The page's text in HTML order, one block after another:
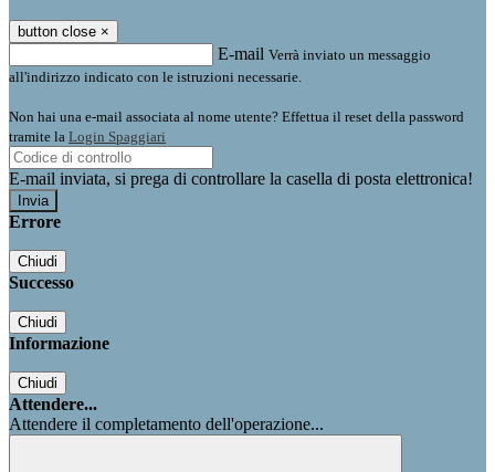
button close ×
E-mail Verrà inviato un messaggio
all'indirizzo indicato con le istruzioni necessarie.
Non hai una e-mail associata al nome utente? Effettua il reset della password
tramite la Login Spaggiari
E-mail inviata, si prega di controllare la casella di posta elettronica!
Errore
Chiudi
Successo
Chiudi
Informazione
Chiudi
Attendere...
Attendere il completamento dell'operazione...